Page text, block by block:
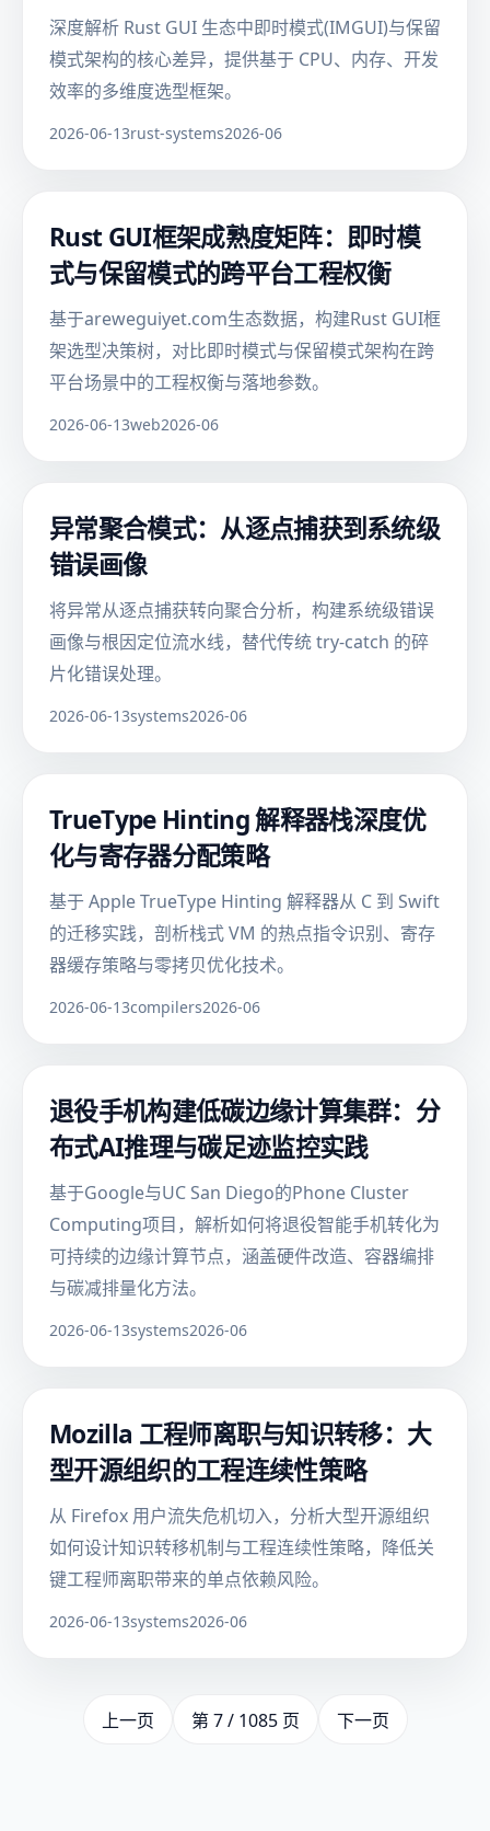
深度解析 Rust GUI 生态中即时模式(IMGUI)与保留
模式架构的核心差异，提供基于 CPU、内存、开发
效率的多维度选型框架。
2026-06-13rust-systems2026-06
Rust GUI框架成熟度矩阵：即时模
式与保留模式的跨平台工程权衡
基于areweguiyet.com生态数据，构建Rust GUI框
架选型决策树，对比即时模式与保留模式架构在跨
平台场景中的工程权衡与落地参数。
2026-06-13web2026-06
异常聚合模式：从逐点捕获到系统级
错误画像
将异常从逐点捕获转向聚合分析，构建系统级错误
画像与根因定位流水线，替代传统 try-catch 的碎
片化错误处理。
2026-06-13systems2026-06
TrueType Hinting 解释器栈深度优
化与寄存器分配策略
基于 Apple TrueType Hinting 解释器从 C 到 Swift
的迁移实践，剖析栈式 VM 的热点指令识别、寄存
器缓存策略与零拷贝优化技术。
2026-06-13compilers2026-06
退役手机构建低碳边缘计算集群：分
布式AI推理与碳足迹监控实践
基于Google与UC San Diego的Phone Cluster
Computing项目，解析如何将退役智能手机转化为
可持续的边缘计算节点，涵盖硬件改造、容器编排
与碳减排量化方法。
2026-06-13systems2026-06
Mozilla 工程师离职与知识转移：大
型开源组织的工程连续性策略
从 Firefox 用户流失危机切入，分析大型开源组织
如何设计知识转移机制与工程连续性策略，降低关
键工程师离职带来的单点依赖风险。
2026-06-13systems2026-06
上一页 第 7 / 1085 页 下一页